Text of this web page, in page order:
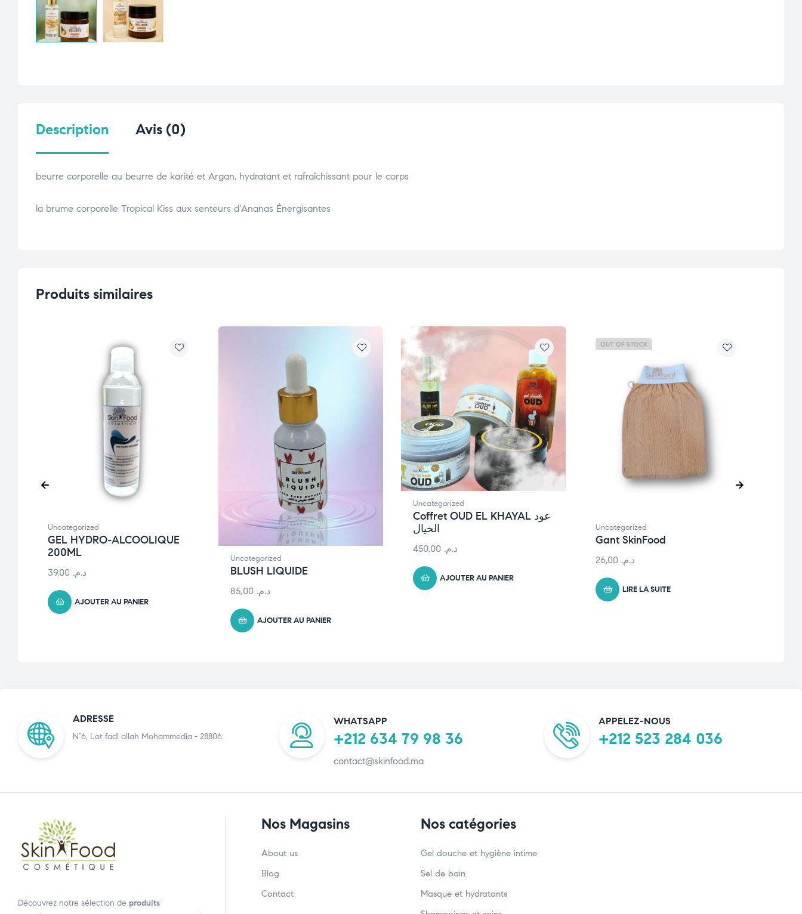
Description Avis (0)
beurre corporelle au beurre de karité et Argan, hydratant et rafraîchissant pour le corps
la brume corporelle Tropical Kiss aux senteurs d’Ananas Énergisantes
Produits similaires
Uncategorized
GEL HYDRO-ALCOOLIQUE
200ML
د.م.
AJOUTER AU PANIER
Uncategorized
BLUSH LIQUIDE
د.م.
AJOUTER AU PANIER
Uncategorized
Coffret OUD EL KHAYAL عود
الخيال
د.م.
AJOUTER AU PANIER
OUT OF STOCK
Uncategorized
Gant SkinFood
د.م.
LIRE LA SUITE
ADRESSE
N°6, Lot fadl allah Mohammedia - 28806
WHATSAPP
+212 634 79 98 36
contact@skinfood.ma
APPELEZ-NOUS
+212 523 284 036
Découvrez notre sélection de produits
Nos Magasins
About us
Blog
Contact
Nos catégories
Gel douche et hygiène intime
Sel de bain
Masque et hydratants